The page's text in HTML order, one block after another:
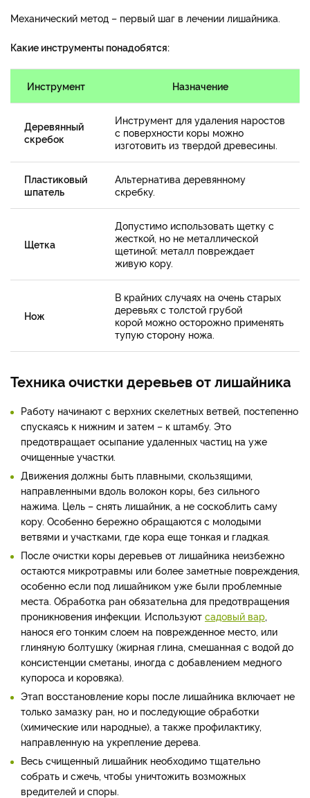
Механический метод – первый шаг в лечении лишайника.
Какие инструменты понадобятся:
Инструмент Назначение
Деревянный
скребок
Инструмент для удаления наростов
с поверхности коры можно
изготовить из твердой древесины.
Пластиковый
шпатель
Альтернатива деревянному
скребку.
Щетка
Допустимо использовать щетку с
жесткой, но не металлической
щетиной: металл повреждает
живую кору.
Нож
В крайних случаях на очень старых
деревьях с толстой грубой
корой можно осторожно применять
тупую сторону ножа.
Техника очистки деревьев от лишайника
Работу начинают с верхних скелетных ветвей, постепенно
спускаясь к нижним и затем – к штамбу. Это
предотвращает осыпание удаленных частиц на уже
очищенные участки.
Движения должны быть плавными, скользящими,
направленными вдоль волокон коры, без сильного
нажима. Цель – снять лишайник, а не соскоблить саму
кору. Особенно бережно обращаются с молодыми
ветвями и участками, где кора еще тонкая и гладкая.
После очистки коры деревьев от лишайника неизбежно
остаются микротравмы или более заметные повреждения,
особенно если под лишайником уже были проблемные
места. Обработка ран обязательна для предотвращения
проникновения инфекции. Используют садовый вар,
нанося его тонким слоем на поврежденное место, или
глиняную болтушку (жирная глина, смешанная с водой до
консистенции сметаны, иногда с добавлением медного
купороса и коровяка).
Этап восстановление коры после лишайника включает не
только замазку ран, но и последующие обработки
(химические или народные), а также профилактику,
направленную на укрепление дерева.
Весь счищенный лишайник необходимо тщательно
собрать и сжечь, чтобы уничтожить возможных
вредителей и споры.